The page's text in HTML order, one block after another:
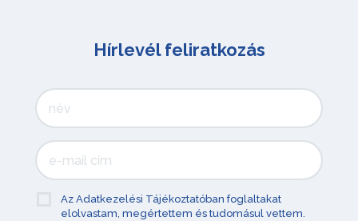
Hírlevél feliratkozás
Az Adatkezelési Tájékoztatóban foglaltakat
elolvastam, megértettem és tudomásul vettem.